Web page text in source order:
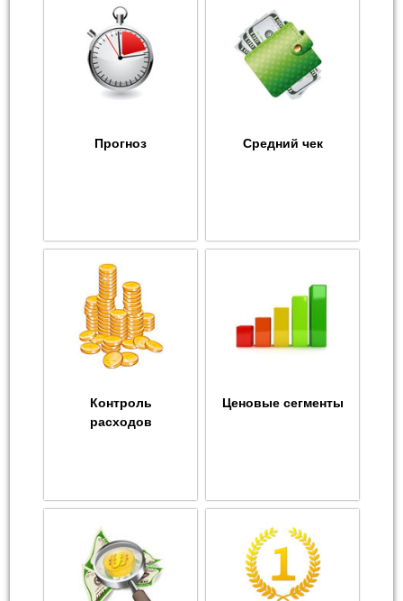
Прогноз Средний чек
Контроль
расходов
Ценовые сегменты